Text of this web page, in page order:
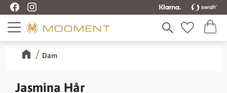
Meny Favoriter
Dam
Jasmina Hår